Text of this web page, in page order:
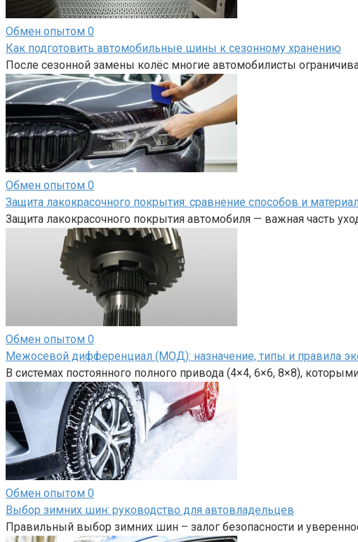
Обмен опытом 0
Как подготовить автомобильные шины к сезонному хранению
После сезонной замены колёс многие автомобилисты
Обмен опытом 0
Защита лакокрасочного покрытия: сравнение способов и
Защита лакокрасочного покрытия автомобиля — важная часть
Обмен опытом 0
Межосевой дифференциал (МОД): назначение, типы и правила
В системах постоянного полного привода (4×4, 6×6, 8×8),
Обмен опытом 0
Выбор зимних шин: руководство для автовладельцев
Правильный выбор зимних шин – залог безопасности и